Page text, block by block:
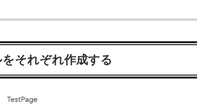
それぞれ作成する